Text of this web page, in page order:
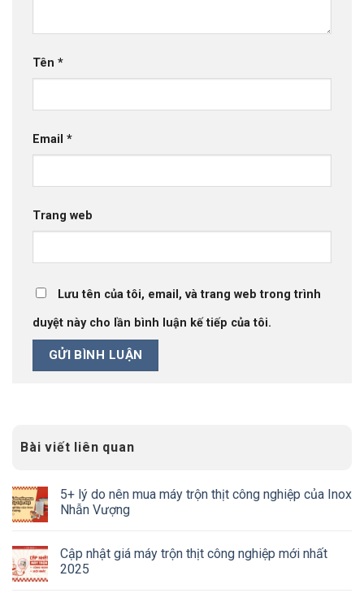
Tên *
Email *
Trang web
Lưu tên của tôi, email, và trang web trong trình
duyệt này cho lần bình luận kế tiếp của tôi.
Bài viết liên quan
5+ lý do nên mua máy trộn thịt công nghiệp của Inox
Nhẫn Vượng
Cập nhật giá máy trộn thịt công nghiệp mới nhất
2025